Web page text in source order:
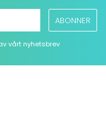
ABONNER
vårt nyhetsbrev